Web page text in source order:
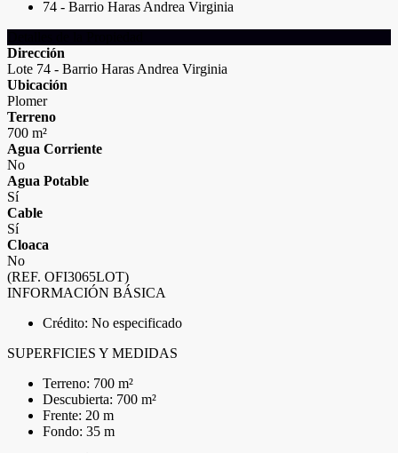
Dirección
Lote 74 - Barrio Haras Andrea Virginia
Ubicación
Plomer
Terreno
700 m²
Agua Corriente
No
Agua Potable
Sí
Cable
Sí
Cloaca
No
(REF. OFI3065LOT)
INFORMACIÓN BÁSICA
Crédito: No especificado
SUPERFICIES Y MEDIDAS
Terreno: 700 m²
Descubierta: 700 m²
Frente: 20 m
Fondo: 35 m